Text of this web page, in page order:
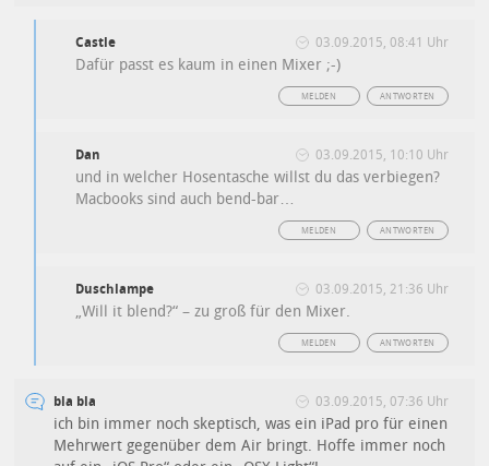
Castle 03.09.2015, 08:41 Uhr
Dafür passt es kaum in einen Mixer ;-)
ANTWORTEN
MELDEN
Dan 03.09.2015, 10:10 Uhr
und in welcher Hosentasche willst du das verbiegen?
Macbooks sind auch bend-bar…
ANTWORTEN
MELDEN
Duschlampe 03.09.2015, 21:36 Uhr
„Will it blend?“ – zu groß für den Mixer.
ANTWORTEN
MELDEN
bla bla 03.09.2015, 07:36 Uhr
ich bin immer noch skeptisch, was ein iPad pro für einen
Mehrwert gegenüber dem Air bringt. Hoffe immer noch